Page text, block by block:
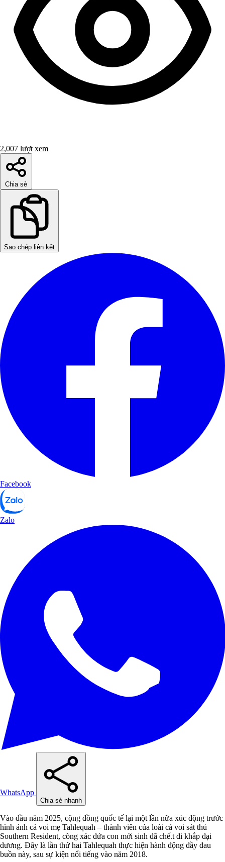
2,007 lượt xem
Chia sẻ
Sao chép liên kết
Facebook
Zalo
WhatsApp
Chia sẻ nhanh
Vào đầu năm 2025, cộng đồng quốc tế lại một lần nữa xúc động trước
hình ảnh cá voi mẹ Tahlequah – thành viên của loài cá voi sát thủ
Southern Resident, cõng xác đứa con mới sinh đã chế.t đi khắp đại
dương. Đây là lần thứ hai Tahlequah thực hiện hành động đầy đau
buồn này, sau sự kiện nổi tiếng vào năm 2018.